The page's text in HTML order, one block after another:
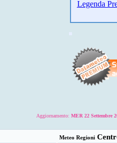
Legenda
Aggiornamento: MER 22 Settembre
Meteo Regioni